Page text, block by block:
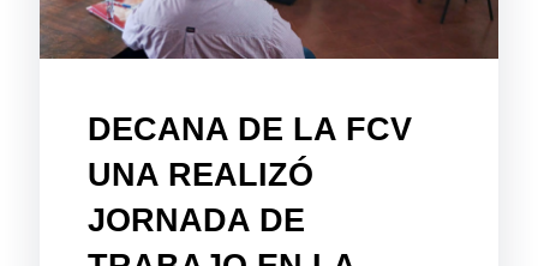
DECANA DE LA FCV
UNA REALIZÓ
JORNADA DE